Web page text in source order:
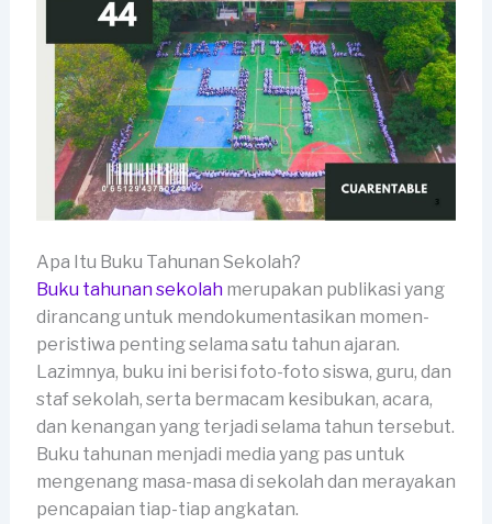
Apa Itu Buku Tahunan Sekolah?
Buku tahunan sekolahmerupakan publikasi yang
dirancang untuk mendokumentasikan momen-
peristiwa penting selama satu tahun ajaran.
Lazimnya, buku ini berisi foto-foto siswa, guru, dan
staf sekolah, serta bermacam kesibukan, acara,
dan kenangan yang terjadi selama tahun tersebut.
Buku tahunan menjadi media yang pas untuk
mengenang masa-masa di sekolah dan merayakan
pencapaian tiap-tiap angkatan.